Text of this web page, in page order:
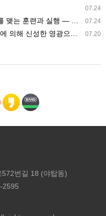
07.24
07.24
― 새 길 실행의 필요성과 전망
07.20
― 아버지의 집과 참포도나무와 새 아이의 기능
번길 18 (야탑동)
2595